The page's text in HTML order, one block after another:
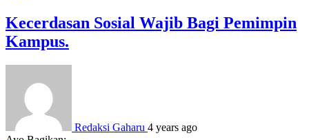
Kecerdasan Sosial Wajib Bagi Pemimpin
Kampus.
Redaksi Gaharu 4 years ago